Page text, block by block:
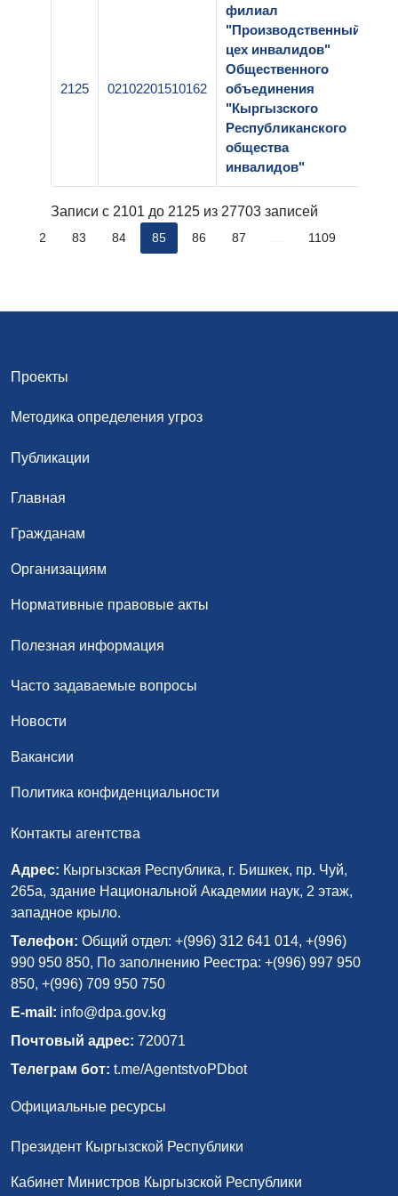
2125 02102201510162
филиал
"Производственный
цех инвалидов"
Общественного
объединения
"Кыргызского
Республиканского
общества
инвалидов"
Записи с 2101 до 2125 из 27703 записей
82 83 84 85 86 87 1109
Проекты
Методика определения угроз
Публикации
Главная
Гражданам
Организациям
Нормативные правовые акты
Полезная информация
Часто задаваемые вопросы
Новости
Вакансии
Политика конфиденциальности
Контакты агентства
Адрес: Кыргызская Республика, г. Бишкек, пр. Чуй,
265а, здание Национальной Академии наук, 2 этаж,
западное крыло.
Телефон: Общий отдел: +(996) 312 641 014, +(996)
990 950 850, По заполнению Реестра: +(996) 997 950
850, +(996) 709 950 750
E-mail: info@dpa.gov.kg
Почтовый адрес: 720071
Телеграм бот: t.me/AgentstvoPDbot
Официальные ресурсы
Президент Кыргызской Республики
Кабинет Министров Кыргызской Республики